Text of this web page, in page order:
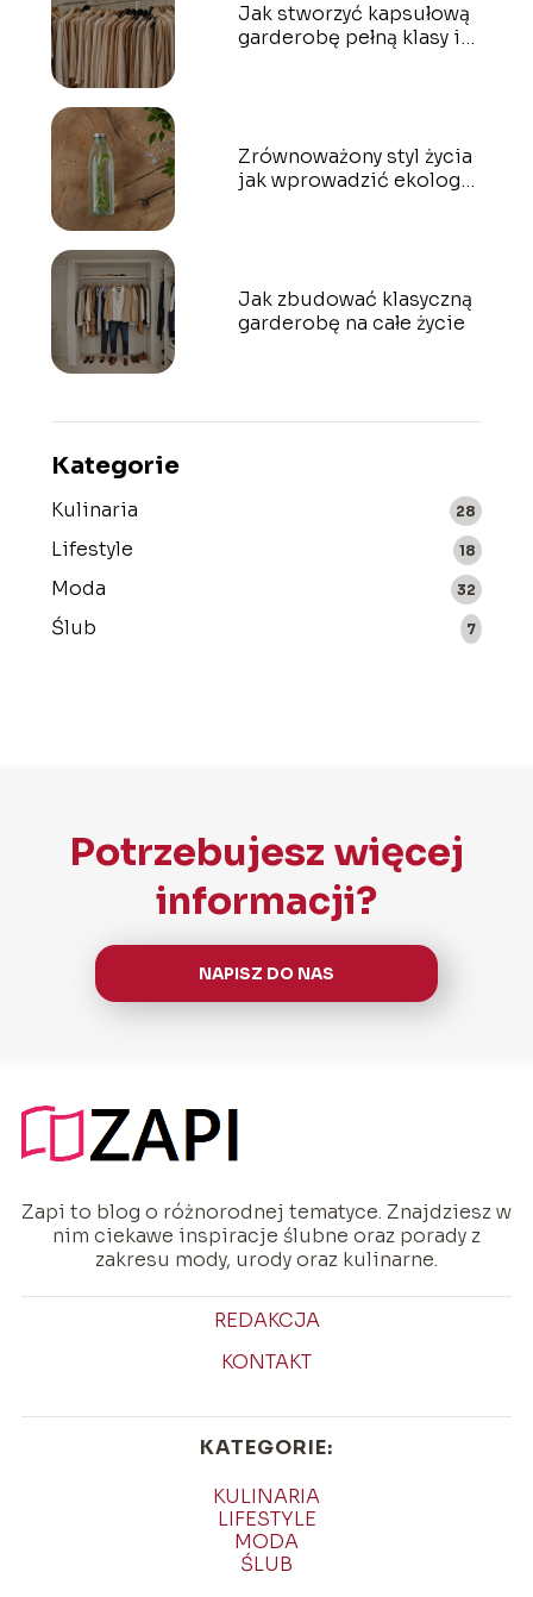
Jak stworzyć kapsułową
garderobę pełną klasy i
Zrównoważony styl życia
jak wprowadzić ekologię
Jak zbudować klasyczną
garderobę na całe życie
Kategorie
Kulinaria 28
Lifestyle 18
Moda 32
Ślub 7
Potrzebujesz więcej
informacji?
NAPISZ DO NAS
Zapi to blog o różnorodnej tematyce. Znajdziesz w
nim ciekawe inspiracje ślubne oraz porady z
zakresu mody, urody oraz kulinarne.
REDAKCJA
KONTAKT
KATEGORIE:
KULINARIA
LIFESTYLE
MODA
ŚLUB